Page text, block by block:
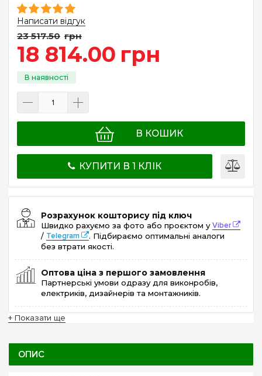
Написати відгук
23 517.50 грн
18 814.00 грн
В КОШИК
КУПИТИ В 1 КЛІК
Розрахунок кошторису під ключ
Швидко рахуємо за фото або проєктом уViber
/ Telegram
. Підбираємо оптимальні аналоги
без втрати якості.
Оптова ціна з першого замовлення
Партнерські умови одразу для виконробів,
електриків, дизайнерів та монтажників.
+ Показати ще
ОПИС